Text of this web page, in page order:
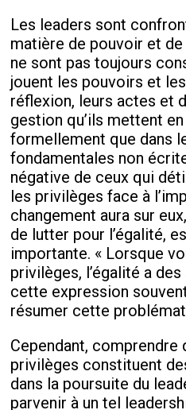
Les leaders sont
matière de pouvoir et
ne sont pas toujours
jouent les pouvoirs et
réflexion, leurs actes et
gestion qu’ils mettent
formellement que dans
fondamentales non
négative de ceux qui
les privilèges face à
changement aura sur
de lutter pour l’égalité,
importante. « Lorsque
privilèges, l’égalité a
cette expression
résumer cette
Cependant,
privilèges constituent
dans la poursuite du
parvenir à un tel